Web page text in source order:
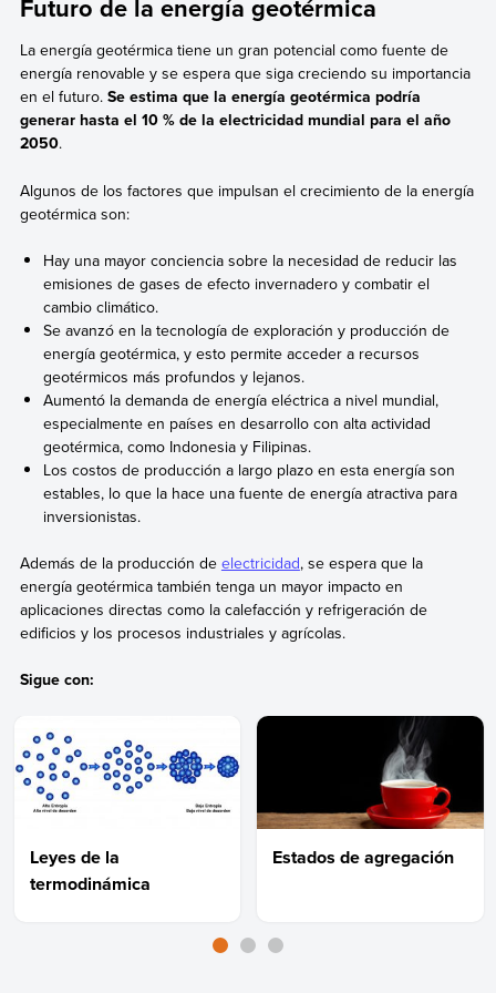
Futuro de la energía geotérmica
La energía geotérmica tiene un gran potencial como fuente de
energía renovable y se espera que siga creciendo su importancia
en el futuro. Se estima que la energía geotérmica podría
generar hasta el 10 % de la electricidad mundial para el año
2050.
Algunos de los factores que impulsan el crecimiento de la energía
geotérmica son:
Hay una mayor conciencia sobre la necesidad de reducir las
emisiones de gases de efecto invernadero y combatir el
cambio climático.
Se avanzó en la tecnología de exploración y producción de
energía geotérmica, y esto permite acceder a recursos
geotérmicos más profundos y lejanos.
Aumentó la demanda de energía eléctrica a nivel mundial,
especialmente en países en desarrollo con alta actividad
geotérmica, como Indonesia y Filipinas.
Los costos de producción a largo plazo en esta energía son
estables, lo que la hace una fuente de energía atractiva para
inversionistas.
Además de la producción de electricidad, se espera que la
energía geotérmica también tenga un mayor impacto en
aplicaciones directas como la calefacción y refrigeración de
edificios y los procesos industriales y agrícolas.
Sigue con:
Leyes de la
termodinámica
Estados de agregación